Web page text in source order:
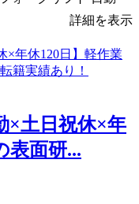
詳細を表示
×土日祝休×年
表面研...